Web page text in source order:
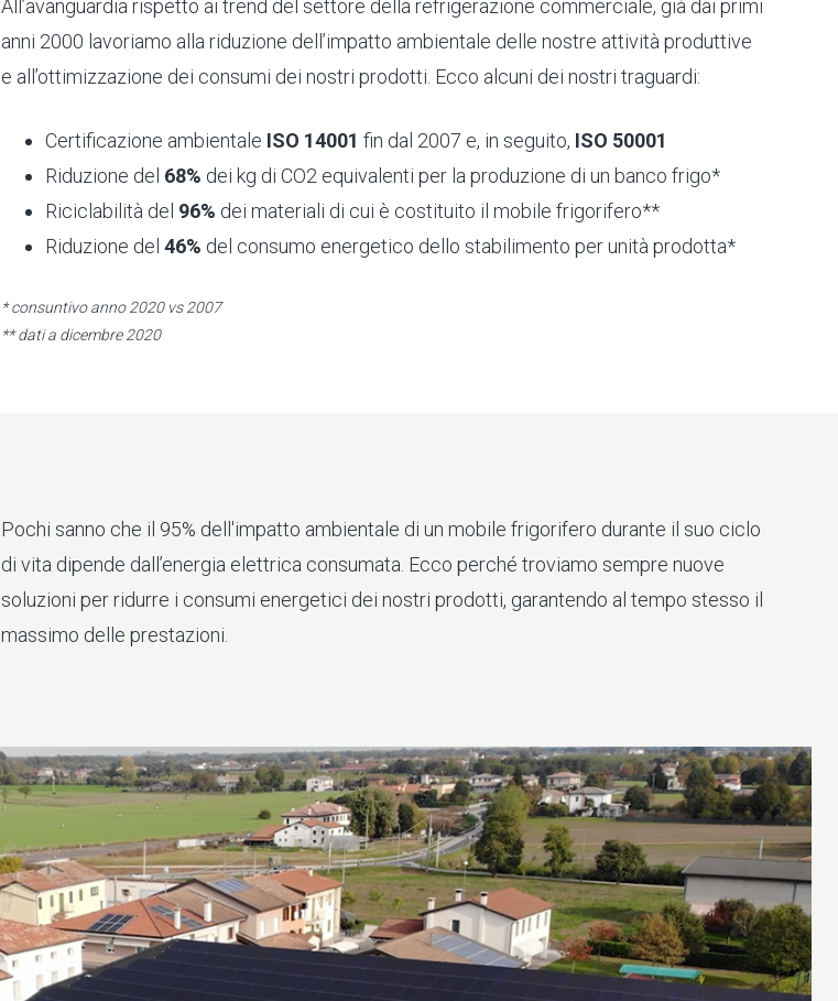
All’avanguardia rispetto ai trend del settore della refrigerazione commerciale, già dai primi
anni 2000 lavoriamo alla riduzione dell’impatto ambientale delle nostre attività produttive
e all’ottimizzazione dei consumi dei nostri prodotti. Ecco alcuni dei nostri traguardi:
Certificazione ambientale ISO 14001 fin dal 2007 e, in seguito, ISO 50001
Riduzione del 68% dei kg di CO2 equivalenti per la produzione di un banco frigo*
Riciclabilità del 96% dei materiali di cui è costituito il mobile frigorifero**
Riduzione del 46% del consumo energetico dello stabilimento per unità prodotta*
* consuntivo anno 2020 vs 2007
** dati a dicembre 2020
Pochi sanno che il 95% dell'impatto ambientale di un mobile frigorifero durante il suo ciclo
di vita dipende dall’energia elettrica consumata. Ecco perché troviamo sempre nuove
soluzioni per ridurre i consumi energetici dei nostri prodotti, garantendo al tempo stesso il
massimo delle prestazioni.